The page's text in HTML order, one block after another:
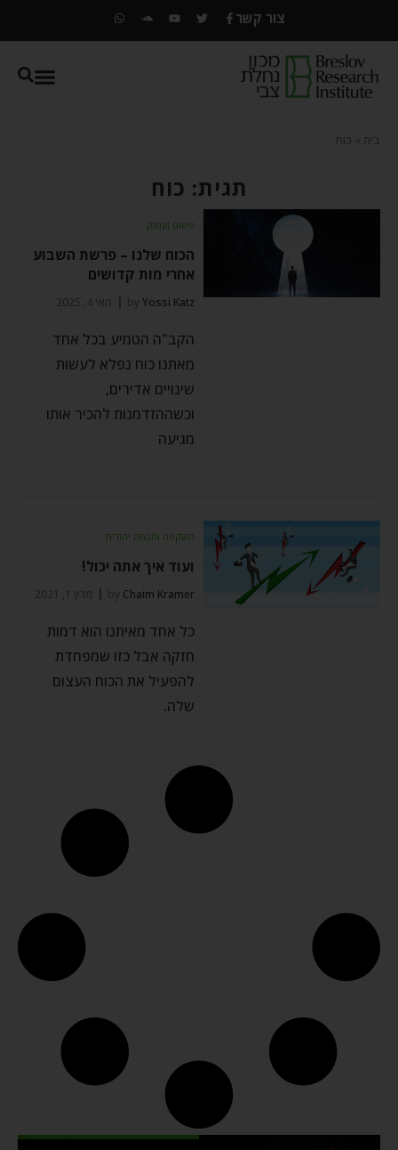
צור קשר
בית כוח
תגית: כוח
פשוט ועמוק
הכוח שלנו – פרשת השבוע
אחרי מות קדושים
byYossi Katz מאי 4, 2025
הקב"ה הטמיע בכל אחד
מאתנו כוח נפלא לעשות
שינויים אדירים,
וכשההזדמנות להכיר אותו
מגיעה
השקפה וחכמה יהודית
ועוד איך אתה יכול!
by Chaim Kramer מרץ 1, 2021
כל אחד מאיתנו הוא דמות
חזקה אבל כזו שמפחדת
להפעיל את הכוח העצום
שלה.